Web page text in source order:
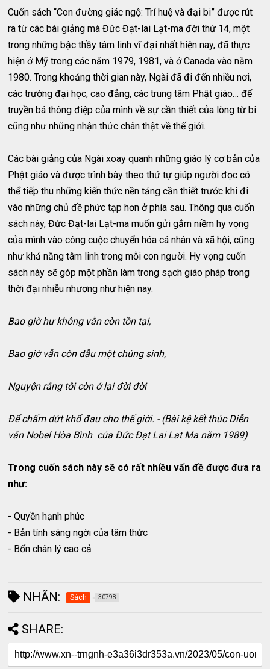
Cuốn sách “Con đường giác ngộ: Trí huệ và đại bi” được rút
ra từ các bài giảng mà Đức Đạt-lai Lạt-ma đời thứ 14, một
trong những bậc thầy tâm linh vĩ đại nhất hiện nay, đã thực
hiện ở Mỹ trong các năm 1979, 1981, và ở Canada vào năm
1980. Trong khoảng thời gian này, Ngài đã đi đến nhiều nơi,
các trường đại học, cao đẳng, các trung tâm Phật giáo… để
truyền bá thông điệp của mình về sự cần thiết của lòng từ bi
cũng như những nhận thức chân thật về thế giới.
Các bài giảng của Ngài xoay quanh những giáo lý cơ bản của
Phật giáo và được trình bày theo thứ tự giúp người đọc có
thể tiếp thu những kiến thức nền tảng cần thiết trước khi đi
vào những chủ đề phức tạp hơn ở phía sau. Thông qua cuốn
sách này, Đức Đạt-lai Lạt-ma muốn gửi gắm niềm hy vọng
của mình vào công cuộc chuyển hóa cá nhân và xã hội, cũng
như khả năng tâm linh trong mỗi con người. Hy vọng cuốn
sách này sẽ góp một phần làm trong sạch giáo pháp trong
thời đại nhiễu nhương như hiện nay.
Bao giờ hư không vẫn còn tồn tại,
Bao giờ vẫn còn dẫu một chúng sinh,
Nguyện rằng tôi còn ở lại đời đời
Để chấm dứt khổ đau cho thế giới. - (Bài kệ kết thúc Diễn
văn Nobel Hòa Bình của Đức Đạt Lai Lat Ma năm 1989)
Trong cuốn sách này sẽ có rất nhiều vấn đề được đưa ra
như:
- Quyền hạnh phúc
- Bản tính sáng ngời của tâm thức
- Bốn chân lý cao cả
NHÃN: Sách 30798
SHARE: